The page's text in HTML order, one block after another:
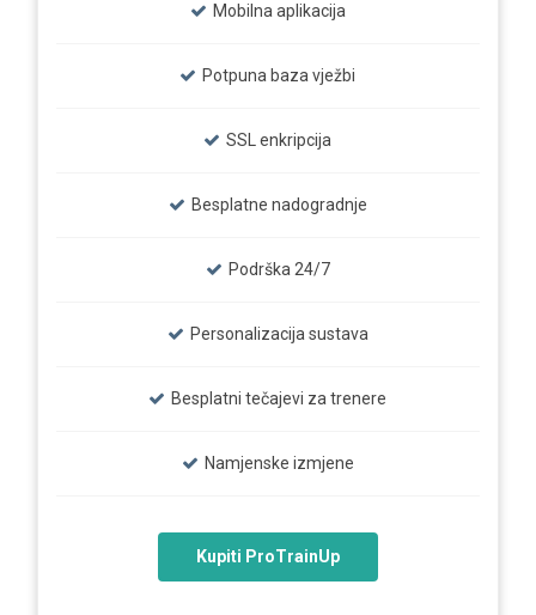
Mobilna aplikacija
Potpuna baza vježbi
SSL enkripcija
Besplatne nadogradnje
Podrška 24/7
Personalizacija sustava
Besplatni tečajevi za trenere
Namjenske izmjene
Kupiti ProTrainUp